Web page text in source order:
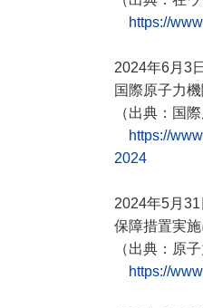
https://
2024年6月3
国際原子力
（出典：国
https://
2024
2024年5月31
保障措置実
（出典：原
https://